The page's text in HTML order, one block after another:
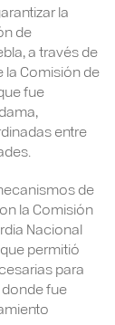
la
de
a través de
la Comisión de
fue
entre
de
la Comisión
Nacional
permitió
para
fue